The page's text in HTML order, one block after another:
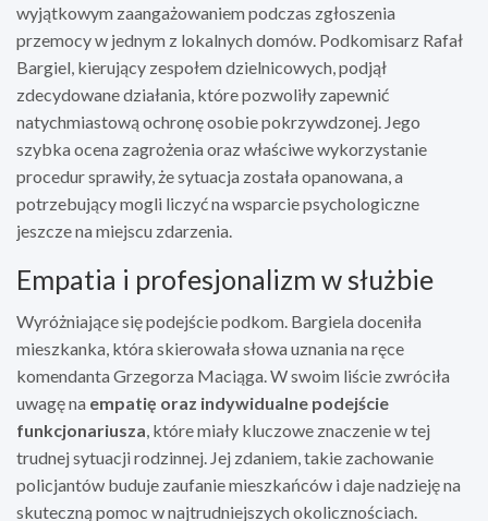
wyjątkowym zaangażowaniem podczas zgłoszenia
przemocy w jednym z lokalnych domów. Podkomisarz Rafał
Bargiel, kierujący zespołem dzielnicowych, podjął
zdecydowane działania, które pozwoliły zapewnić
natychmiastową ochronę osobie pokrzywdzonej. Jego
szybka ocena zagrożenia oraz właściwe wykorzystanie
procedur sprawiły, że sytuacja została opanowana, a
potrzebujący mogli liczyć na wsparcie psychologiczne
jeszcze na miejscu zdarzenia.
Empatia i profesjonalizm w służbie
Wyróżniające się podejście podkom. Bargiela doceniła
mieszkanka, która skierowała słowa uznania na ręce
komendanta Grzegorza Maciąga. W swoim liście zwróciła
uwagę na empatię oraz indywidualne podejście
funkcjonariusza, które miały kluczowe znaczenie w tej
trudnej sytuacji rodzinnej. Jej zdaniem, takie zachowanie
policjantów buduje zaufanie mieszkańców i daje nadzieję na
skuteczną pomoc w najtrudniejszych okolicznościach.